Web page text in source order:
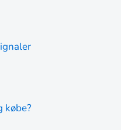
købe?